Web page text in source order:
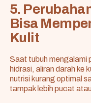
5.
Bisa
Kulit
Saat tubuh mengalami
hidrasi, aliran darah ke
nutrisi kurang optimal
tampak lebih pucat